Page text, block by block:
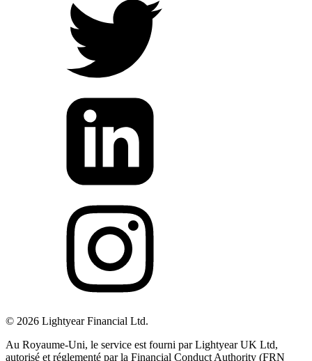
© 2026 Lightyear Financial Ltd.
Au Royaume-Uni, le service est fourni par Lightyear UK Ltd,
autorisé et réglementé par la Financial Conduct Authority (FRN